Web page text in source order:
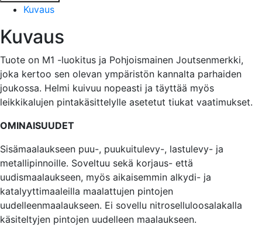
Kuvaus
Kuvaus
Tuote on M1 -luokitus ja Pohjoismainen Joutsenmerkki,
joka kertoo sen olevan ympäristön kannalta parhaiden
joukossa. Helmi kuivuu nopeasti ja täyttää myös
leikkikalujen pintakäsittelylle asetetut tiukat vaatimukset.
OMINAISUUDET
Sisämaalaukseen puu-, puukuitulevy-, lastulevy- ja
metallipinnoille. Soveltuu sekä korjaus- että
uudismaalaukseen, myös aikaisemmin alkydi- ja
katalyyttimaaleilla maalattujen pintojen
uudelleenmaalaukseen. Ei sovellu nitroselluloosalakalla
käsiteltyjen pintojen uudelleen maalaukseen.